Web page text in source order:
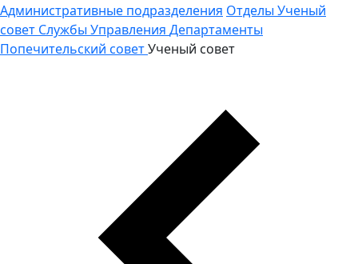
Административные подразделения Отделы Ученый
совет Службы Управления Департаменты
Попечительский советУченый совет